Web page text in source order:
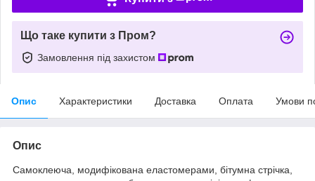
Що таке купити з Пром?
Замовлення під захистом
Опис Характеристики Доставка Оплата Умови
Опис
Самоклеюча, модифікована еластомерами, бітумна стрічка,